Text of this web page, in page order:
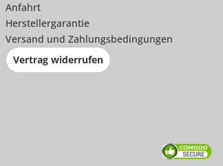
Anfahrt
Herstellergarantie
Versand und Zahlungsbedingungen
Vertrag widerrufen